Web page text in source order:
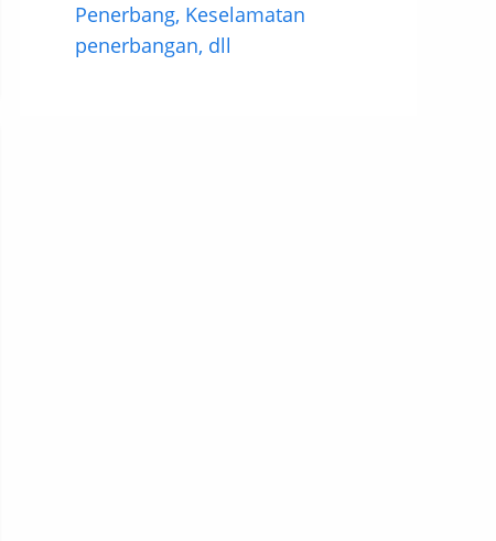
Penerbang, Keselamatan
penerbangan, dll